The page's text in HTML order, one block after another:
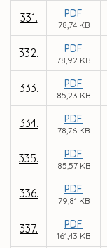
331. PDF
78,74 KB
332. PDF
78,92 KB
333. PDF
85,23 KB
334. PDF
78,76 KB
335. PDF
85,57 KB
336. PDF
79,81 KB
337. PDF
161,43 KB